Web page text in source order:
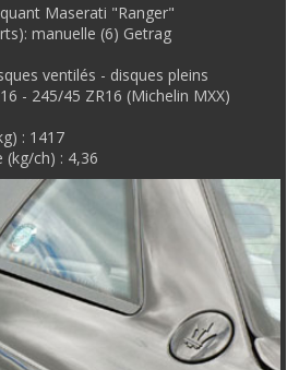
Maserati "Ranger"
manuelle (6) Getrag
ventilés - disques pleins
- 245/45 ZR16 (Michelin MXX)
: 1417
(kg/ch) : 4,36